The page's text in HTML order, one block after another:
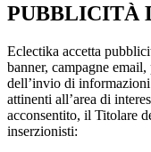
PUBBLICITÀ
Eclectika accetta
banner, campagne
dell’invio di
attinenti all’area di
acconsentito, il Titolare
inserzionisti: